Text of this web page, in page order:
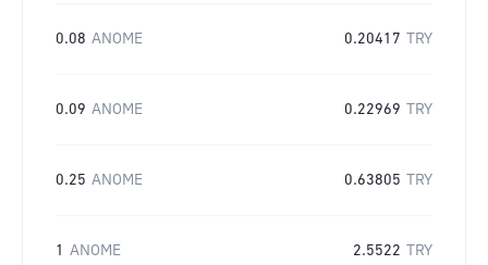
0.08 ANOME 0.20417 TRY
0.09 ANOME 0.22969 TRY
0.25 ANOME 0.63805 TRY
1 ANOME 2.5522 TRY